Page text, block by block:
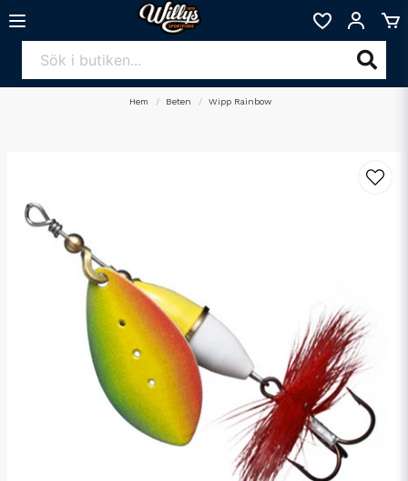
Hem Beten Wipp Rainbow